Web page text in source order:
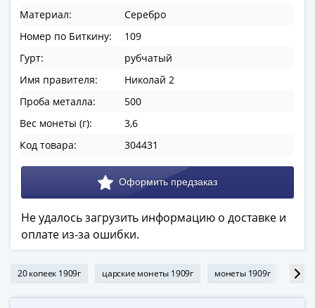
футболу
2018
события
Архитектура
Красная
Личности
Мультипликация
золотые
трудовой
Материал:
Серебро
Номер по Биткину:
109
Гурт:
рубчатый
Имя правителя:
Николай 2
Проба металла:
500
Вес монеты (г):
3,6
Код товара:
304431
Не удалось загрузить информацию о доставке и
оплате из-за ошибки.
20 копеек 1909г царские монеты 1909г монеты 1909г 20